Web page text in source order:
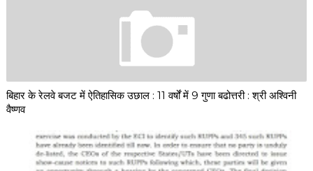
बिहार के रेलवे बजट में ऐतिहासिक उछाल : 11 वर्षों में 9 गुणा बढोत्तरी : श्री अश्विनी
वैष्णव